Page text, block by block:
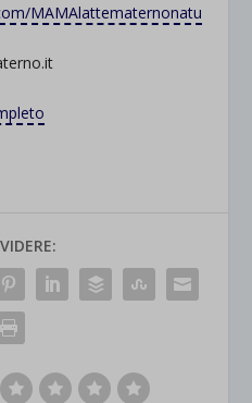
MAMAlattematernonatu